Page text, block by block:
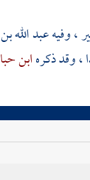
، وفيهعبد الله
، وقد ذكرهابن